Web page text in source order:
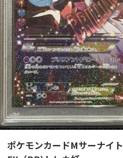
ポケモンカードMサーナイト